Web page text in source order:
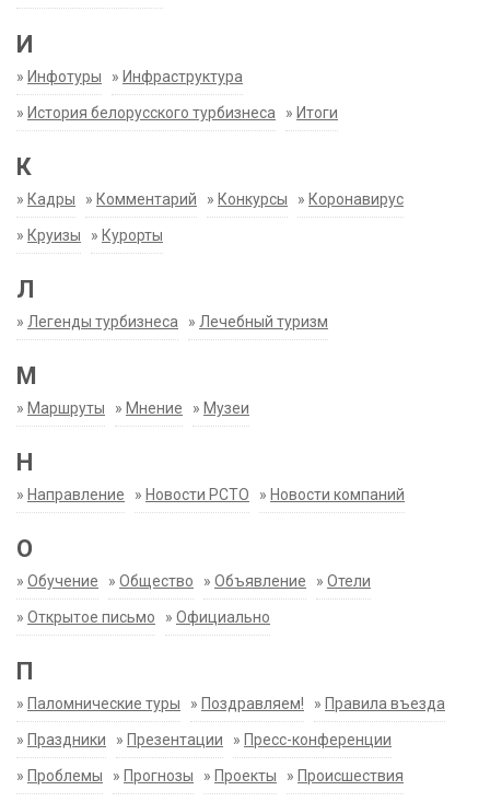
И
» Инфотуры » Инфраструктура
» История белорусского турбизнеса » Итоги
К
» Кадры » Комментарий » Конкурсы » Коронавирус
» Круизы » Курорты
Л
» Легенды турбизнеса » Лечебный туризм
М
» Маршруты » Мнение » Музеи
Н
» Направление » Новости РСТО » Новости компаний
О
» Обучение » Общество » Объявление » Отели
» Открытое письмо » Официально
П
» Паломнические туры » Поздравляем! » Правила въезда
» Праздники » Презентации » Пресс-конференции
» Проблемы » Прогнозы » Проекты » Происшествия